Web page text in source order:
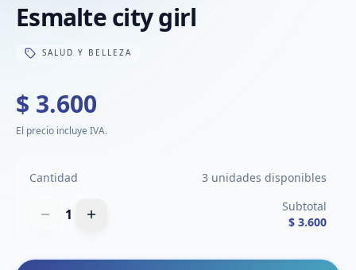
Esmalte city girl
SALUD Y BELLEZA
$ 3.600
El precio incluye IVA.
Cantidad 3 unidades disponibles
1
Subtotal
$ 3.600